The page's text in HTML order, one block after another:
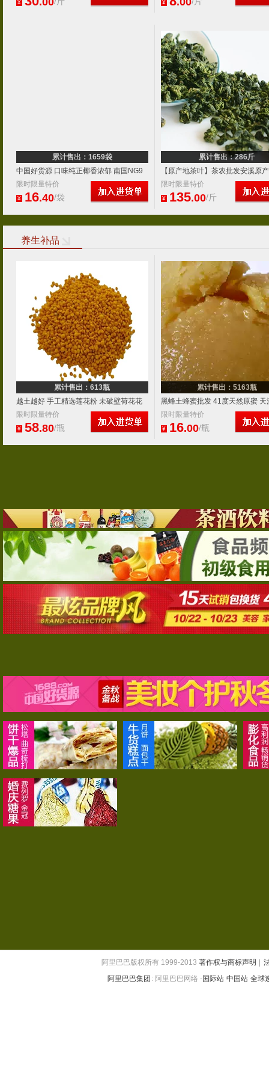
¥ ¥
累计售出：1659袋
中国好货源 口味纯正椰香浓郁 南国NG9
速溶椰子粉340g 支持批发
限时限量特价
¥ 16.40/袋
累计售出：286斤
【原产地茶叶】茶农批发安溪原
特级铁观音 春茶上市
限时限量特价
¥ 135.00/斤
养生补品
累计售出：613瓶
越土越好 手工精选莲花粉 未破壁荷花花
粉 祛痘美颜荷花粉 女性好
限时限量特价
¥ 58.80/瓶
累计售出：5163瓶
黑蜂土蜂蜜批发 41度天然原蜜 天
秦岭高山野生蜂蜜 结晶蜜
限时限量特价
¥ 16.00/瓶
阿里巴巴版权所有 1999-2013 著作权与商标声明
阿里巴巴集团 : 阿里巴巴网络 -国际站 中国站 全球